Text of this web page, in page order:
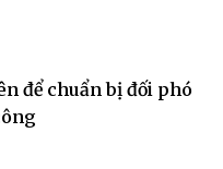
để chuẩn bị đối phó